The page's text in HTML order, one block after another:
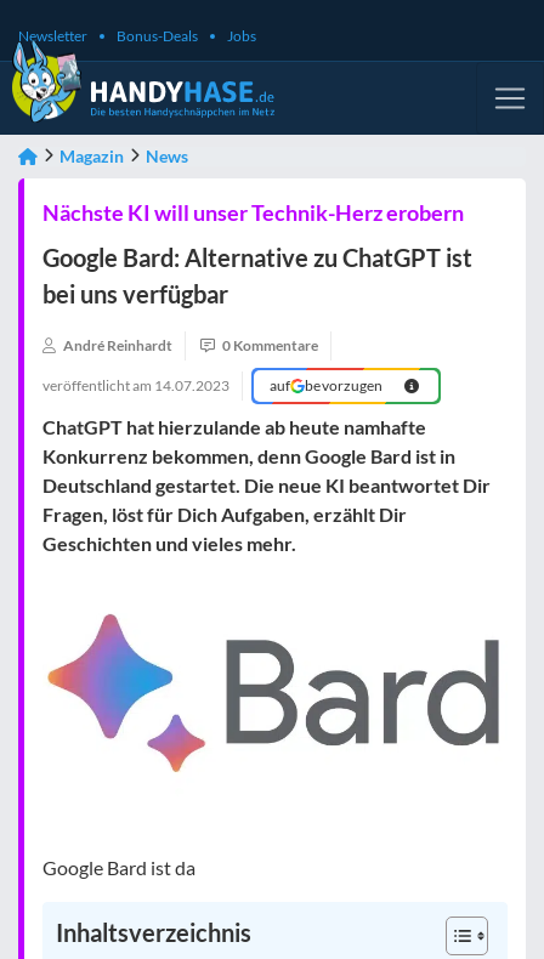
Newsletter Bonus-Deals Jobs
Magazin News
Nächste KI will unser Technik-Herz erobern
Google Bard: Alternative zu ChatGPT ist
bei uns verfügbar
André Reinhardt 0 Kommentare
veröffentlicht am 14.07.2023 auf bevorzugen
ChatGPT hat hierzulande ab heute namhafte
Konkurrenz bekommen, denn Google Bard ist in
Deutschland gestartet. Die neue KI beantwortet Dir
Fragen, löst für Dich Aufgaben, erzählt Dir
Geschichten und vieles mehr.
Google Bard ist da
Inhaltsverzeichnis